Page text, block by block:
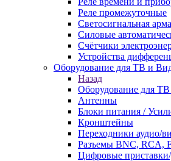
Реле промежуточные
Светосигнальная
Силовые
Счётчики
Устройства
Оборудование для ТВ и
Назад
Оборудование для
Антенны
Блоки питания /
Кронштейны
Переходники аудио/
Разъемы BNС, RCA,
Цифровые приставки/